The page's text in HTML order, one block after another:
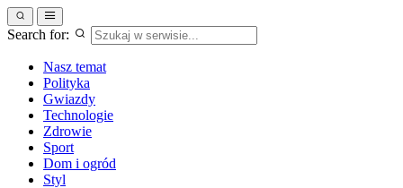
Search for:
Nasz temat
Polityka
Gwiazdy
Technologie
Zdrowie
Sport
Dom i ogród
Styl